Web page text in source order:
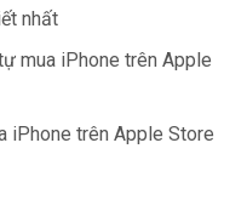
nhất
mua iPhone trên Apple
iPhone trên Apple Store